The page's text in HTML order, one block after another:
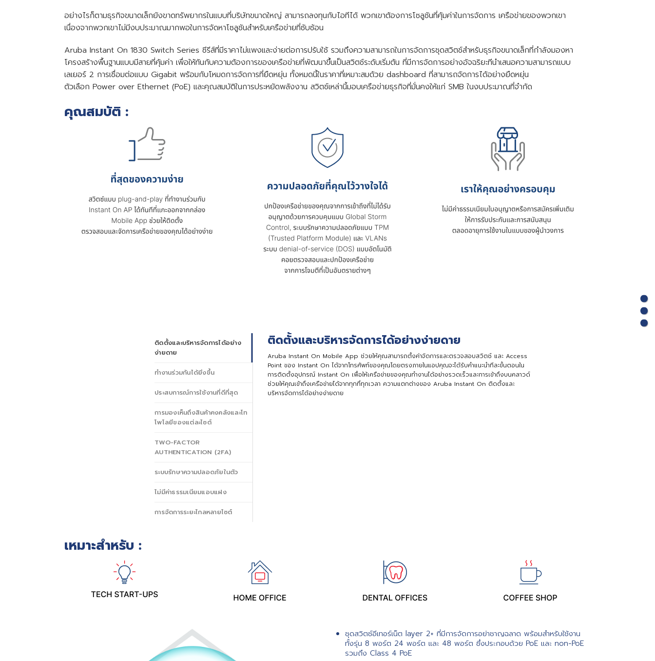
อย่างไรก็ตามธุรกิจขนาดเล็กยังขาดทรัพยากรในแบบที่บริษัทขนาดใหญ่ สามารถลงทุนกับไอทีได้ พวกเขาต้องการโซลูชันที่คุ้มค่าในการจัดการ เครือข่ายของพวกเขา
เนื่องจากพวกเขาไม่มีงบประมาณมากพอในการจัดหาโซลูชันสําหรับเครือข่ายที่ซับซ้อน
Aruba Instant On 1830 Switch Series ซีรีส์ที่มีราคาไม่แพงและง่ายต่อการปรับใช้ รวมถึงความสามารถในการจัดการชุดสวิตช์สำหรับธุรกิจขนาดเล็กที่กําลังมองหา
โครงสร้างพื้นฐานแบบมีสายที่คุ้มค่า เพื่อให้ทันกับความต้องการของเครือข่ายที่พัฒนาขึ้นเป็นสวิตช์ระดับเริ่มต้น ที่มีการจัดการอย่างอัจฉริยะทีนําเสนอความสามารถแบบ
เลเยอร์ 2 การเชื่อมต่อแบบ Gigabit พร้อมกับโหมดการจัดการที่ยืดหยุ่น ทั้งหมดนี้ในราคาที่เหมาะสมด้วย dashboard ที่สามารถจัดการได้อย่างยืดหยุ่น
ตัวเลือก Power over Ethernet (PoE) และคุณสมบัติในการประหยัดพลังงาน สวิตช์เหล่านี้มอบเครือข่ายธุรกิจที่มั่นคงให้แก่ SMB ในงบประมาณที่จํากัด
คุณสมบัติ :
ติดตั้งและบริหารจัดการได้อย่าง
ง่ายดาย
ทํางานร่วมกันได้ยิ่งขึ้น
ประสบการณ์การใช้งานที่ดีที่สุด
การมองเห็นถึงสินค้าคงคลังและโท
โพโลยีของแต่ละไซต์
TWO-FACTOR
AUTHENTICATION (2FA)
ระบบรักษาความปลอดภัยในตัว
ไม่มีค่าธรรมเนียมแอบแฝง
การจัดการระยะไกลหลายไซต์
ติดตั้งและบริหารจัดการได้อย่างง่ายดาย
Aruba Instant On Mobile App ช่วยให้คุณสามารถตั้งค่าจัดการและตรวจสอบสวิตช์ และ Access
Point ของ Instant On ได้จากโทรศัพท์ของคุณโดยตรงภายในแอปคุณจะได้รับคําแนะนําทีละขั้นตอนใน
การติดตั้งอุปกรณ์ Instant On เพื่อให้เครือข่ายของคุณทํางานได้อย่างรวดเร็วและการเข้าถึงบนคลาวด์
ช่วยให้คุณเข้าถึงเครือข่ายได้จากทุกที่ทุกเวลา ความแตกต่างของ Aruba Instant On ติดตั้งและ
บริหารจัดการได้อย่างง่ายดาย
เหมาะสำหรับ :
ชุดสวิตซ์อีเทอร์เน็ต layer 2+ ที่มีการจัดการอย่าชาญฉลาด พร้อมสำหรับใช้งาน
ทั้งรุ่น 8 พอร์ต 24 พอร์ต และ 48 พอร์ต ซึ่งประกอบด้วย PoE และ non-PoE
รวมถึง Class 4 PoE